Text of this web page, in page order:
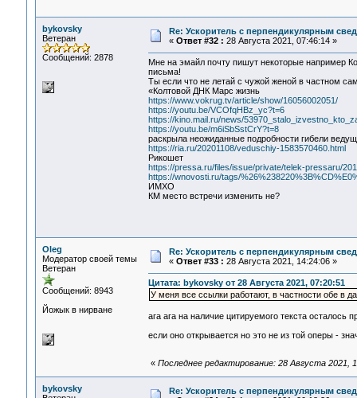
bykovsky
Ветеран
Сообщений: 2878
Re: Ускоритель с перпендикулярным
« Ответ #32 : 28 Августа 2021, 07:46:14 »
Мне на эмайл почту пишут некоторые например
письма!
Ты если что не летай с чужой женой в частном
«Колтовой ДНК Марс жизнь
https://www.vokrug.tv/article/show/16056002051/
https://youtu.be/VCOfqHBz_yc?t=6
https://kino.mail.ru/news/
https://youtu.be/m6iSbSstCrY?t=8
раскрыла неожиданные подробности гибели
https://ria.ru/20201108/veduschiy-1583570460.html
Рикошет
https://pressa.ru/files/issue/private/telek-pressaru/
https://wnovosti.ru/tags/
ИМХО
КМ место встречи изменить не?
Oleg
Модератор своей темы
Ветеран
Сообщений: 8943
Йожык в нирване
Re: Ускоритель с перпендикулярным
« Ответ #33 : 28 Августа 2021, 14:24:06 »
Цитата: bykovsky от 28 Августа 2021, 07:20:51
У меня все ссылки работают, в частности обе в
ага ага на наличие цитируемого текста осталось
если оно открывается но это не из той оперы -
« Последнее редактирование: 28 Августа 2021,
bykovsky
Re: Ускоритель с перпендикулярным